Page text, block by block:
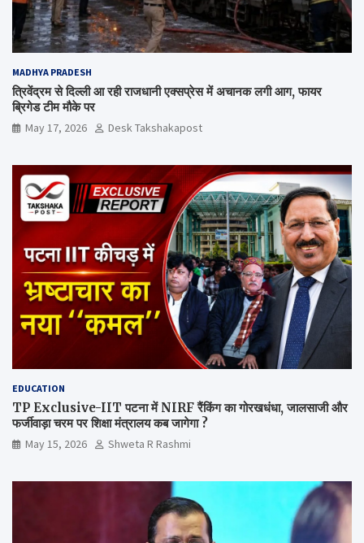
MADHYA PRADESH
त्रिवेंद्रम से दिल्ली आ रही राजधानी एक्सप्रेस में अचानक लगी आग, फायर
ब्रिगेड टीम मौके पर
May 17, 2026 Desk Takshakapost
EDUCATION
TP Exclusive-IIT पटना में NIRF रैंकिंग का गोरखधंधा, जालसाजी और
फर्जीवाड़ा चरम पर शिक्षा मंत्रालय कब जागेगा ?
May 15, 2026 Shweta R Rashmi